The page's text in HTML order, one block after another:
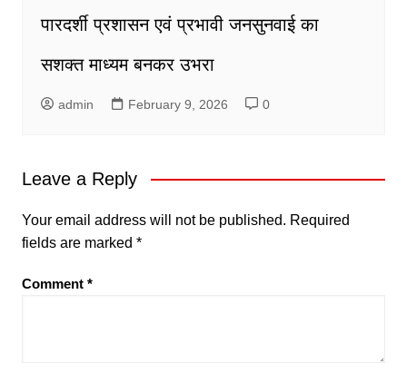
पारदर्शी प्रशासन एवं प्रभावी जनसुनवाई का
सशक्त माध्यम बनकर उभरा
admin February 9, 2026 0
Leave a Reply
Your email address will not be published. Required
fields are marked *
Comment *